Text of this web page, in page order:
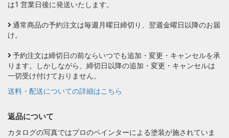
は1 営業日後に発送いたします。
通常商品の予約注文は毎週月曜日締切り、翌週金曜日以降のお届
け。
予約注文は締切日の前ならいつでも追加・変更・キャンセルを承
ります。しかしながら、締切日以降の追加・変更・キャンセルは
一切受け付けておりません。
送料・配送についての詳細はこちら
返品について
カタログの写真ではプロのペインターによる塗装が施されていま